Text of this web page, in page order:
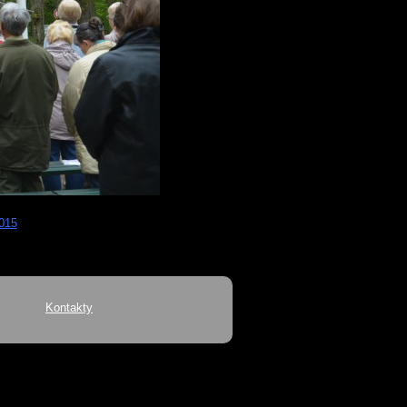
Kontakty